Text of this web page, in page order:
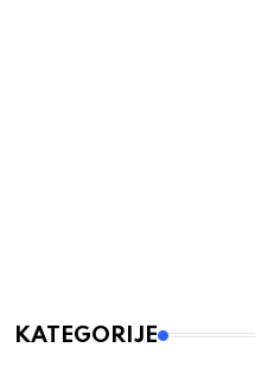
KATEGORIJE